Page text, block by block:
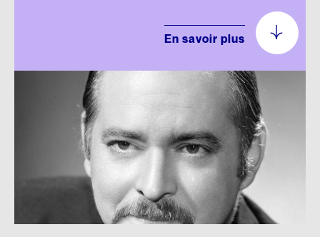
Le métro, véhicule de notre histoire
Nos géants : l’exposition
En savoir plus